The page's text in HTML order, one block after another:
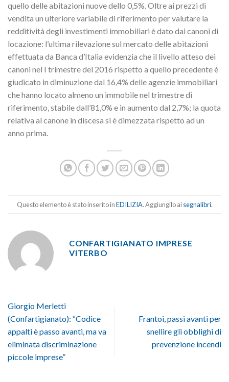
quello delle abitazioni nuove dello 0,5%. Oltre ai prezzi di
vendita un ulteriore variabile di riferimento per valutare la
redditività degli investimenti immobiliari è dato dai canoni di
locazione: l’ultima rilevazione sul mercato delle abitazioni
effettuata da Banca d’Italia evidenzia che il livello atteso dei
canoni nel I trimestre del 2016 rispetto a quello precedente è
giudicato in diminuzione dal 16,4% delle agenzie immobiliari
che hanno locato almeno un immobile nel trimestre di
riferimento, stabile dall’81,0% e in aumento dal 2,7%; la quota
relativa al canone in discesa si è dimezzata rispetto ad un
anno prima.
Questo elemento è stato inserito inEDILIZIA. Aggiungilo aisegnalibri.
CONFARTIGIANATO IMPRESE
VITERBO
Giorgio Merletti
(Confartigianato): “Codice
appalti è passo avanti, ma va
eliminata discriminazione
piccole imprese”
Frantoi, passi avanti per
snellire gli obblighi di
prevenzione incendi